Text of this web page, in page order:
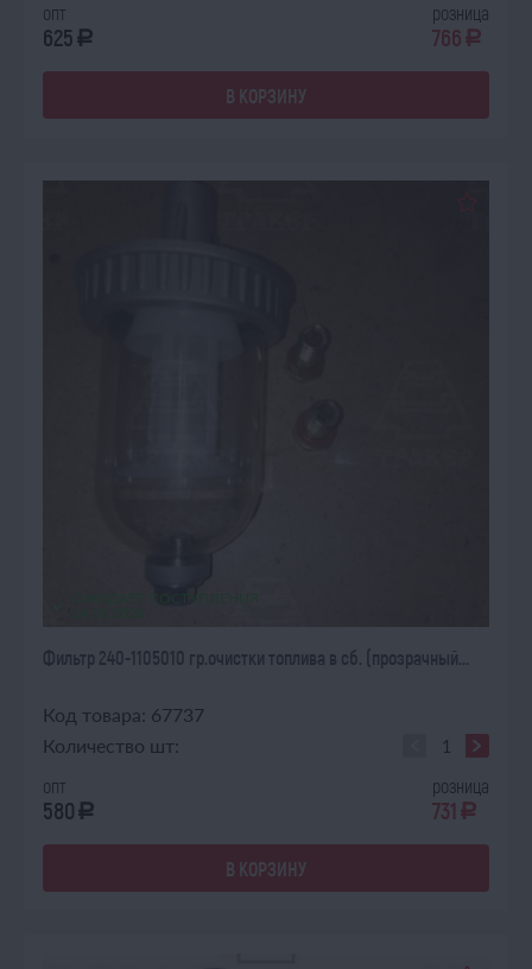
опт
625 a
розница
766 a
В КОРЗИНУ
Фильтр 240-1105010 гр.очистки топлива в сб. (прозрачный...
Код товара: 67737
Количество шт:
опт
580 a
розница
731 a
В КОРЗИНУ